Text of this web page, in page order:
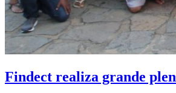
Findect realiza grande